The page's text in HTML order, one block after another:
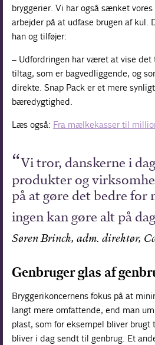
bryggerier. Vi har også sænket
arbejder på at udfase brugen af kul.
han og tilføjer:
– Udfordringen har været at vise det
tiltag, som er bagvedliggende, og
direkte. Snap Pack er et mere
bæredygtighed.
Læs også: Fra mælkekasser til
Vi tror, danskerne i
produkter og
på at gøre det bedre for
ingen kan gøre alt på
Søren Brinck, adm. direktør,
Genbruger glas af
Bryggerikoncernens fokus på at
langt mere omfattende, end man
plast, som for eksempel bliver
bliver i dag sendt til genbrug. Et